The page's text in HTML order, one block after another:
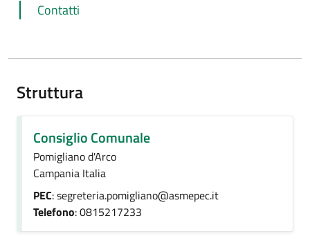
Contatti
Struttura
Consiglio Comunale
Pomigliano d'Arco
Campania Italia
PEC: segreteria.pomigliano@asmepec.it
Telefono: 0815217233